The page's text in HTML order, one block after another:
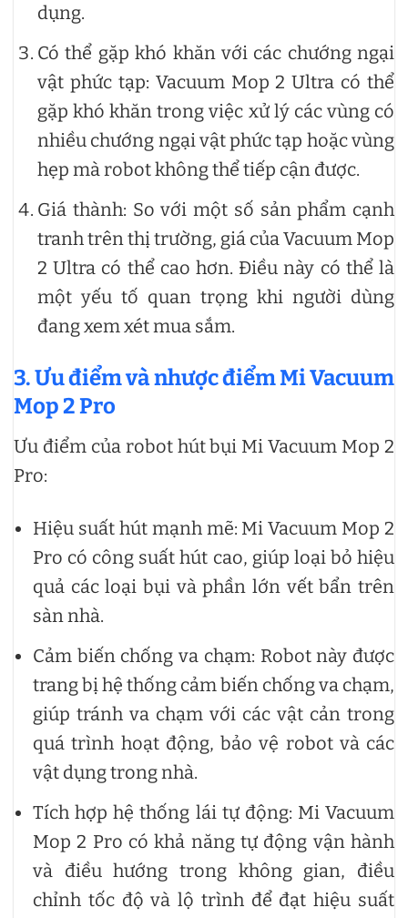
dụng.
Có thể gặp khó khăn với các chướng ngại
vật phức tạp: Vacuum Mop 2 Ultra có thể
gặp khó khăn trong việc xử lý các vùng có
nhiều chướng ngại vật phức tạp hoặc vùng
hẹp mà robot không thể tiếp cận được.
Giá thành: So với một số sản phẩm cạnh
tranh trên thị trường, giá của Vacuum Mop
2 Ultra có thể cao hơn. Điều này có thể là
một yếu tố quan trọng khi người dùng
đang xem xét mua sắm.
3. Ưu điểm và nhược điểm Mi Vacuum
Mop 2 Pro
Ưu điểm của robot hút bụi Mi Vacuum Mop 2
Pro:
Hiệu suất hút mạnh mẽ: Mi Vacuum Mop 2
Pro có công suất hút cao, giúp loại bỏ hiệu
quả các loại bụi và phần lớn vết bẩn trên
sàn nhà.
Cảm biến chống va chạm: Robot này được
trang bị hệ thống cảm biến chống va chạm,
giúp tránh va chạm với các vật cản trong
quá trình hoạt động, bảo vệ robot và các
vật dụng trong nhà.
Tích hợp hệ thống lái tự động: Mi Vacuum
Mop 2 Pro có khả năng tự động vận hành
và điều hướng trong không gian, điều
chỉnh tốc độ và lộ trình để đạt hiệu suất